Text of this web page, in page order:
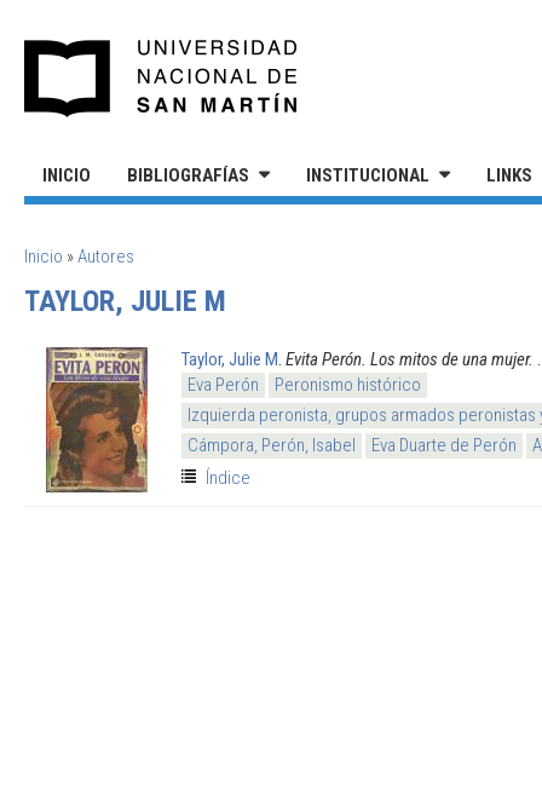
INICIO BIBLIOGRAFÍAS INSTITUCIONAL LINKS
SE ENCUENTRA USTED AQUÍ
Inicio »Autores
TAYLOR, JULIE M
Taylor, Julie M Evita Perón. Los mitos de una mujer.
Eva Perón
Peronismo histórico
Izquierda peronista, grupos armados
Cámpora, Perón, Isabel
Eva Duarte de Perón
Índice